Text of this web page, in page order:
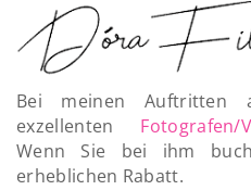
Bei meinen Auftritten
exzellenten Fotografen/
Wenn Sie bei ihm
erheblichen Rabatt.